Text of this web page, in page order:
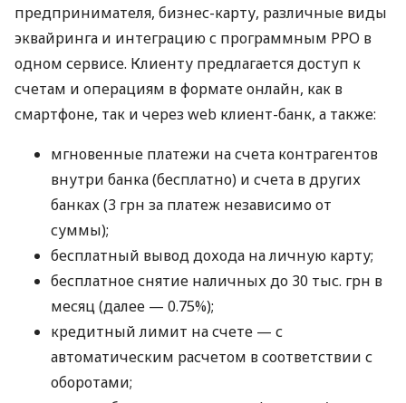
предпринимателя, бизнес-карту, различные виды
эквайринга и интеграцию с программным РРО в
одном сервисе. Клиенту предлагается доступ к
счетам и операциям в формате онлайн, как в
смартфоне, так и через web клиент-банк, а также:
мгновенные платежи на счета контрагентов
внутри банка (бесплатно) и счета в других
банках (3 грн за платеж независимо от
суммы);
бесплатный вывод дохода на личную карту;
бесплатное снятие наличных до 30 тыс. грн в
месяц (далее — 0.75%);
кредитный лимит на счете — с
автоматическим расчетом в соответствии с
оборотами;